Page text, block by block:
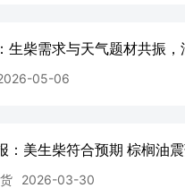
现期差（活跃）：棕榈
生柴需求与天气题材共振，
05-06
：美生柴符合预期 棕榈油
2026-03-30